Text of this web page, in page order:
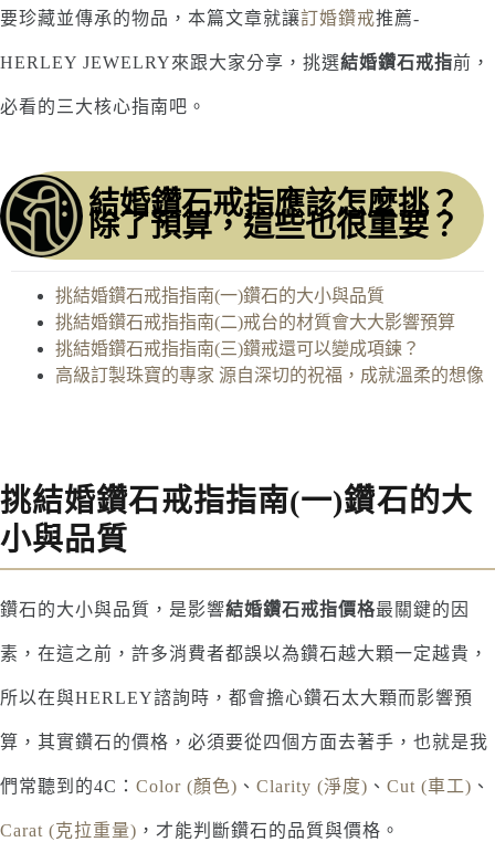
要珍藏並傳承的物品，本篇文章就讓訂婚鑽戒推薦-
HERLEY JEWELRY來跟大家分享，挑選結婚鑽石戒指前，
必看的三大核心指南吧。
結婚鑽石戒指應該怎麼挑？
除了預算，這些也很重要？
挑結婚鑽石戒指指南(一)鑽石的大小與品質
挑結婚鑽石戒指指南(二)戒台的材質會大大影響預算
挑結婚鑽石戒指指南(三)鑽戒還可以變成項鍊？
高級訂製珠寶的專家 源自深切的祝福，成就溫柔的想像
挑結婚鑽石戒指指南(一)鑽石的大
小與品質
鑽石的大小與品質，是影響結婚鑽石戒指價格最關鍵的因
素，在這之前，許多消費者都誤以為鑽石越大顆一定越貴，
所以在與HERLEY諮詢時，都會擔心鑽石太大顆而影響預
算，其實鑽石的價格，必須要從四個方面去著手，也就是我
們常聽到的4C： Color (顏色) 、 Clarity (淨度) 、 Cut (車工) 、
Carat (克拉重量) ，才能判斷鑽石的品質與價格。